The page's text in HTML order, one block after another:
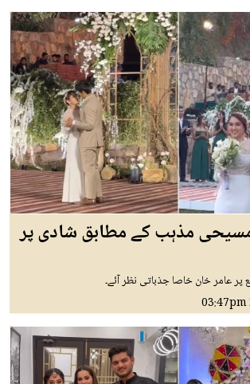
مذہب کے مطابق شادی پر
عامر خان خاصا جذباتی نظر آئے۔
03:47pm